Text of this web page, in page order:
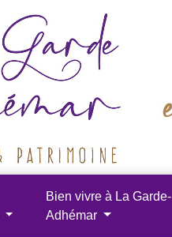
Bien vivre à La Garde-
Adhémar